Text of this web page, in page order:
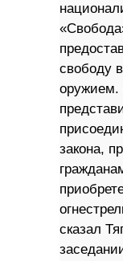
свободу
оружием.
закона,
сказал